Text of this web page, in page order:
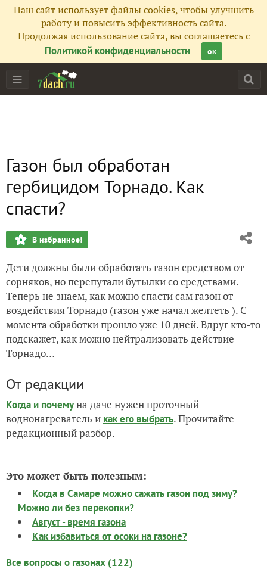
Наш сайт использует файлы cookies, чтобы улучшить
работу и повысить эффективность сайта.
Продолжая использование сайта, вы соглашаетесь с
Политикой конфиденциальности
ок
Газон был обработан
гербицидом Торнадо. Как
спасти?
В избранное!
Дети должны были обработать газон средством от
сорняков, но перепутали бутылки со средствами.
Теперь не знаем, как можно спасти сам газон от
воздействия Торнадо (газон уже начал желтеть ). С
момента обработки прошло уже 10 дней. Вдруг кто-то
подскажет, как можно нейтрализовать действие
Торнадо…
От редакции
Когда и почемуна даче нужен проточный
воднонагреватель и как его выбрать. Прочитайте
редакционный разбор.
Это может быть полезным:
Когда в Самаре можно сажать газон под зиму?
Можно ли без перекопки?
Август - время газона
Как избавиться от осоки на газоне?
Все вопросы о газонах (122)